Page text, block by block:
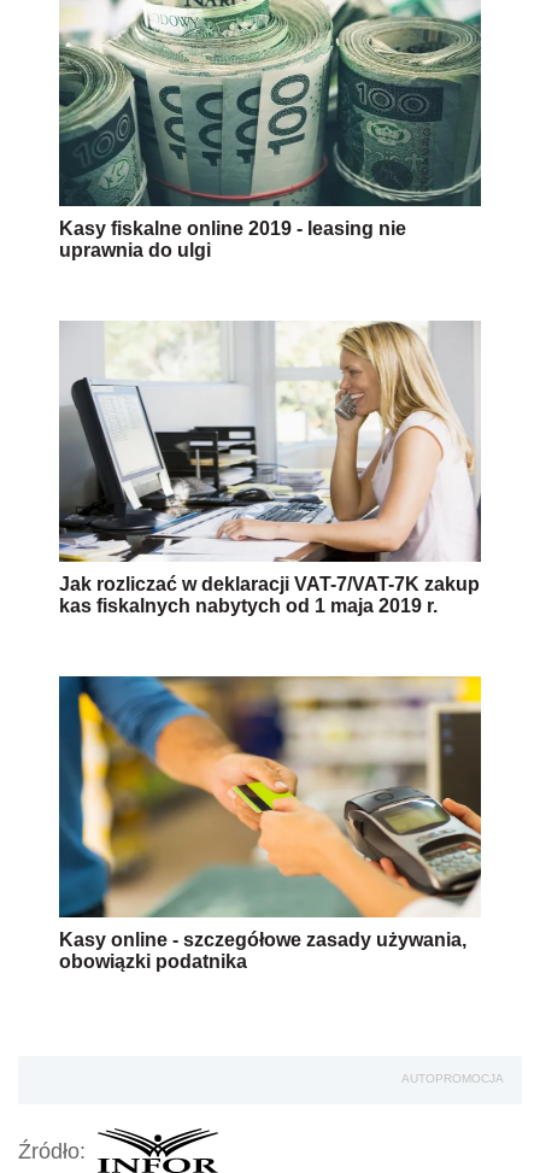
Kasy fiskalne online 2019 - leasing nie
uprawnia do ulgi
Jak rozliczać w deklaracji VAT-7/VAT-7K zakup
kas fiskalnych nabytych od 1 maja 2019 r.
Kasy online - szczegółowe zasady używania,
obowiązki podatnika
AUTOPROMOCJA
Źródło: